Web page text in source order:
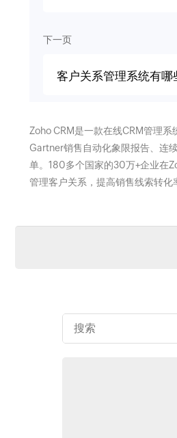
下一页
客户关系管理系统有哪
Zoho CRM是一款在线CRM管理系
Gartner销售自动化象限报告、连
单。180多个国家的30万+企业在
管理客户关系，提高销售线索转化